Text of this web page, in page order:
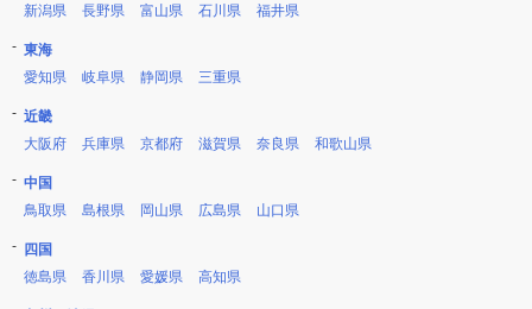
新潟県
長野県 富山県 石川県 福井県
東海
愛知県
岐阜県 静岡県 三重県
近畿
大阪府
兵庫県 京都府 滋賀県 奈良県 和歌山県
中国
鳥取県
島根県 岡山県 広島県 山口県
四国
徳島県
香川県 愛媛県 高知県